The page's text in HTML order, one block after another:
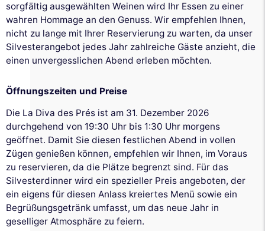
sorgfältig ausgewählten Weinen wird Ihr Essen zu einer
wahren Hommage an den Genuss. Wir empfehlen Ihnen,
nicht zu lange mit Ihrer Reservierung zu warten, da unser
Silvesterangebot jedes Jahr zahlreiche Gäste anzieht, die
einen unvergesslichen Abend erleben möchten.
Öffnungszeiten und Preise
Die La Diva des Prés ist am 31. Dezember 2026
durchgehend von 19:30 Uhr bis 1:30 Uhr morgens
geöffnet. Damit Sie diesen festlichen Abend in vollen
Zügen genießen können, empfehlen wir Ihnen, im Voraus
zu reservieren, da die Plätze begrenzt sind. Für das
Silvesterdinner wird ein spezieller Preis angeboten, der
ein eigens für diesen Anlass kreiertes Menü sowie ein
Begrüßungsgetränk umfasst, um das neue Jahr in
geselliger Atmosphäre zu feiern.